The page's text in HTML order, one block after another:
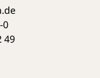
0
49